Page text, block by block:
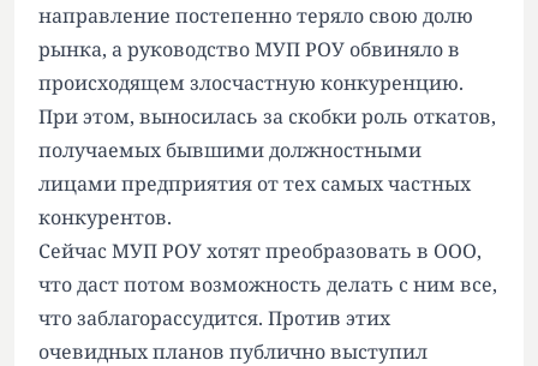
направление постепенно теряло свою долю
рынка, а руководство МУП РОУ обвиняло в
происходящем злосчастную конкуренцию.
При этом, выносилась за скобки роль откатов,
получаемых бывшими должностными
лицами предприятия от тех самых частных
конкурентов.
Сейчас МУП РОУ хотят преобразовать в ООО,
что даст потом возможность делать с ним все,
что заблагорассудится. Против этих
очевидных планов публично выступил